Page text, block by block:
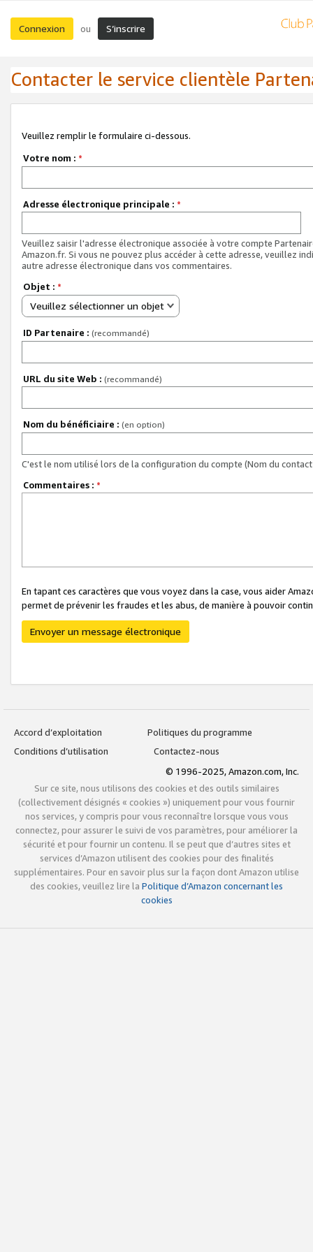
Connexion ou S’inscrire
Contacter le service clientèle
Veuillez remplir le formulaire ci-dessous.
Votre nom : *
Adresse électronique principale : *
Veuillez saisir l'adresse électronique associée à votre compte
Amazon.fr. Si vous ne pouvez plus accéder à cette adresse, veuillez
autre adresse électronique dans vos commentaires.
Objet : *
Veuillez sélectionner un objet
ID Partenaire : (recommandé)
URL du site Web : (recommandé)
Nom du bénéficiaire : (en option)
C'est le nom utilisé lors de la configuration du compte (Nom du
Commentaires : *
En tapant ces caractères que vous voyez dans la case, vous aider
permet de prévenir les fraudes et les abus, de manière à pouvoir
Envoyer un message électronique
Accord d’exploitation
Politiques du programme
Conditions d’utilisation
Contactez-nous
© 1996-2025, Amazon.com, Inc.
Sur ce site, nous utilisons des cookies et des outils similaires
(collectivement désignés « cookies ») uniquement pour vous fournir
nos services, y compris pour vous reconnaître lorsque vous vous
connectez, pour assurer le suivi de vos paramètres, pour améliorer la
sécurité et pour fournir un contenu. Il se peut que d’autres sites et
services d’Amazon utilisent des cookies pour des finalités
supplémentaires. Pour en savoir plus sur la façon dont Amazon utilise
des cookies, veuillez lire la Politique d’Amazon concernant les
cookies